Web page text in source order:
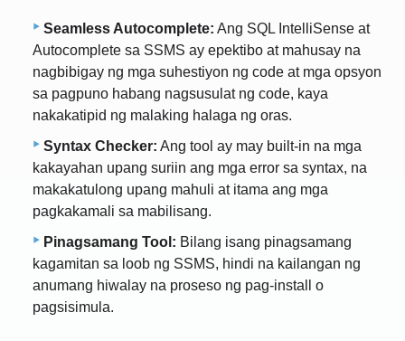
Seamless Autocomplete: Ang SQL IntelliSense at
Autocomplete sa SSMS ay epektibo at mahusay na
nagbibigay ng mga suhestiyon ng code at mga opsyon
sa pagpuno habang nagsusulat ng code, kaya
nakakatipid ng malaking halaga ng oras.
Syntax Checker: Ang tool ay may built-in na mga
kakayahan upang suriin ang mga error sa syntax, na
makakatulong upang mahuli at itama ang mga
pagkakamali sa mabilisang.
Pinagsamang Tool: Bilang isang pinagsamang
kagamitan sa loob ng SSMS, hindi na kailangan ng
anumang hiwalay na proseso ng pag-install o
pagsisimula.